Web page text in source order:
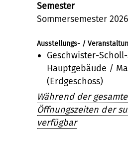
Semester
Sommersemester 2026
Ausstellungs- /
Geschwister-
Hauptgebäude /
(Erdgeschoss)
Während der
Öffnungszeiten der
verfügbar